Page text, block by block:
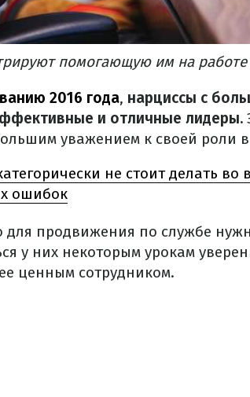
помогающую им на
2016 года, нарциссы с
и отличные лидеры.
уважением к своей роли
не стоит делать во
ошибок
для продвижения по службе
у них некоторым урокам
ценным сотрудником.